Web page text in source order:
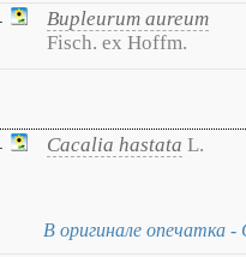
Bupleurum aureum
Fisch. ex Hoffm.
Cacalia hastata L.
В оригинале опечатка -